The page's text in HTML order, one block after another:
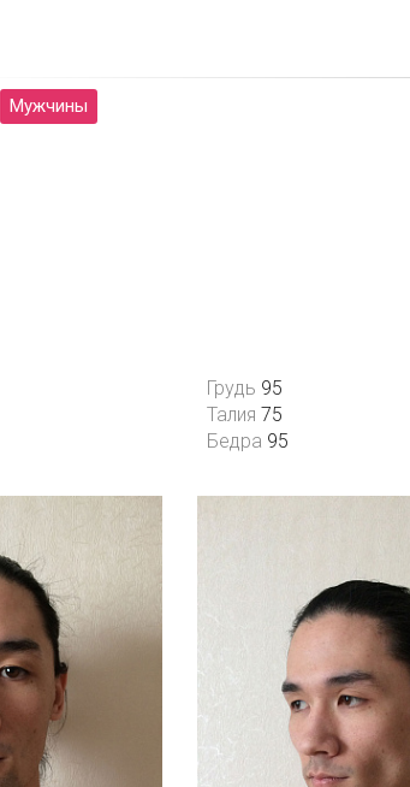
Мужчины
Грудь 95
Талия 75
Бедра 95